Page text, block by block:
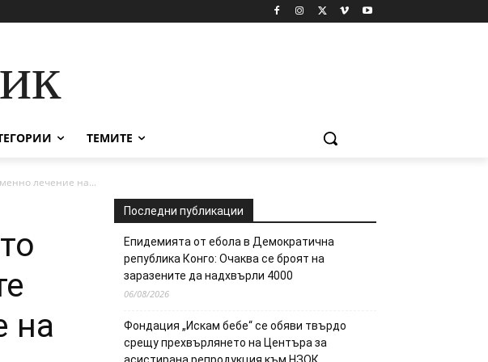
ТЕМИТЕ
лечение на...
на
Последни публикации
Епидемията от ебола в Демократична
република Конго: Очаква се броят на
заразените да надхвърли 4000
06/08/2026
Фондация „Искам бебе“ се обяви твърдо
срещу прехвърлянето на Центъра за